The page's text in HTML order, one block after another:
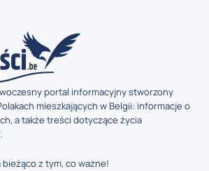
portal informacyjny stworzony
mieszkających w Belgii: informacje o
a także treści dotyczące życia
z tym, co ważne!